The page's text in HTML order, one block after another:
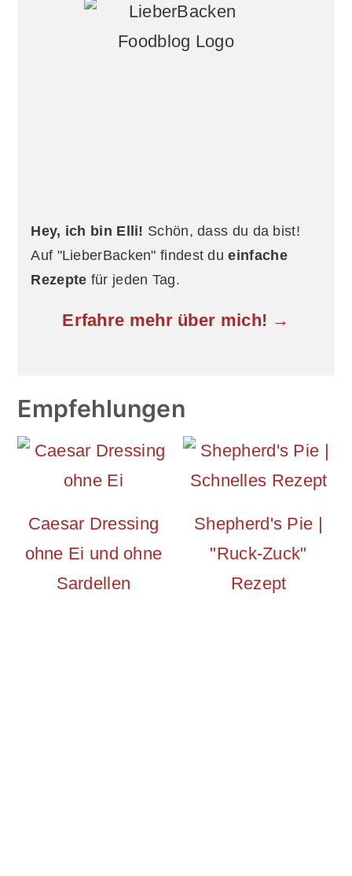
Sidebar
Hey, ich bin Elli! Schön, dass du da bist!
Auf "LieberBacken" findest dueinfache
Rezepte für jeden Tag.
Erfahre mehr über mich! →
Empfehlungen
Caesar Dressing
ohne Ei und ohne
Sardellen
Shepherd's Pie |
"Ruck-Zuck"
Rezept